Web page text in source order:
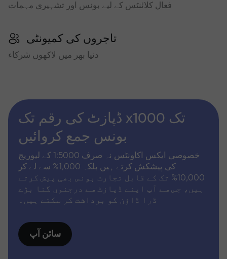
فعال کلائنٹس کے لیے بونس اور تشہیری مہمات
تاجروں کی کمیونٹی
دنیا بھر میں لاکھوں شرکاء
ڈپازٹ کی رقم تک x1000 تک
بونس جمع کروائیں
خصوصی ایکس اکاونٹس نہ صرف 1:5000 کے لیوریج
کی پیشکش کرتے ہیں بلکہ 1,000% سے لے کر
10,000% تک کے قابل تجارت بونس بھی پیش کرتے
ہیں، جس سے آپ اپنے ڈپازٹ سے درجنوں گنا بڑے
ڈرا ڈاؤن کو برداشت کر سکتے ہیں۔
سائن آپ